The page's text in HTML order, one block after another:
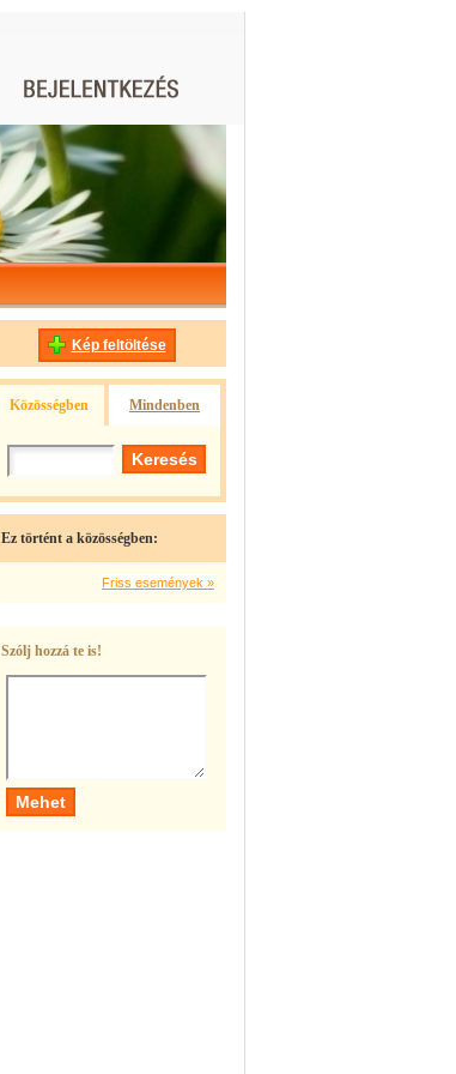
Kép feltöltése
Közösségben Mindenben
Ez történt a közösségben:
Friss események »
Szólj hozzá te is!